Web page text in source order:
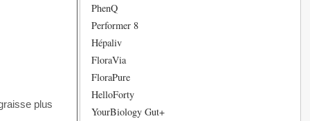
plus
PhenQ
Performer 8
Hépaliv
FloraVia
FloraPure
HelloForty
YourBiology Gut+